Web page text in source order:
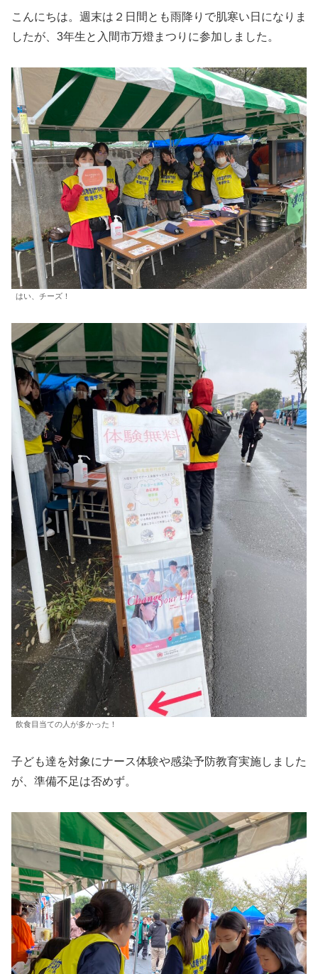
こんにちは。週末は２日間とも雨降りで肌寒い日になりま
したが、3年生と入間市万燈まつりに参加しました。
はい、チーズ！
飲食目当ての人が多かった！
子ども達を対象にナース体験や感染予防教育実施しました
が、準備不足は否めず。